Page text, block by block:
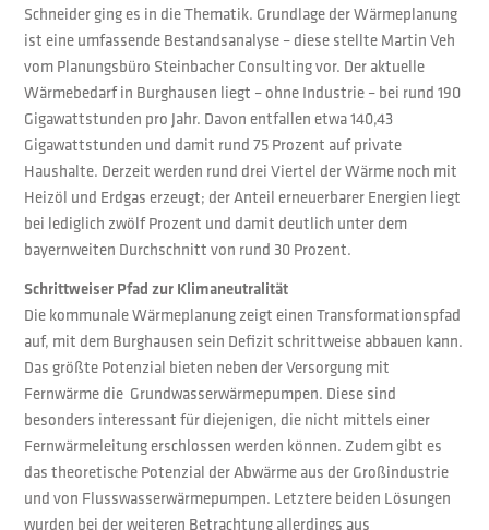
Schneider ging es in die Thematik. Grundlage der Wärmeplanung
ist eine umfassende Bestandsanalyse – diese stellte Martin Veh
vom Planungsbüro Steinbacher Consulting vor. Der aktuelle
Wärmebedarf in Burghausen liegt – ohne Industrie – bei rund 190
Gigawattstunden pro Jahr. Davon entfallen etwa 140,43
Gigawattstunden und damit rund 75 Prozent auf private
Haushalte. Derzeit werden rund drei Viertel der Wärme noch mit
Heizöl und Erdgas erzeugt; der Anteil erneuerbarer Energien liegt
bei lediglich zwölf Prozent und damit deutlich unter dem
bayernweiten Durchschnitt von rund 30 Prozent.
Schrittweiser Pfad zur Klimaneutralität
Die kommunale Wärmeplanung zeigt einen Transformationspfad
auf, mit dem Burghausen sein Defizit schrittweise abbauen kann.
Das größte Potenzial bieten neben der Versorgung mit
Fernwärme die Grundwasserwärmepumpen. Diese sind
besonders interessant für diejenigen, die nicht mittels einer
Fernwärmeleitung erschlossen werden können. Zudem gibt es
das theoretische Potenzial der Abwärme aus der Großindustrie
und von Flusswasserwärmepumpen. Letztere beiden Lösungen
wurden bei der weiteren Betrachtung allerdings aus